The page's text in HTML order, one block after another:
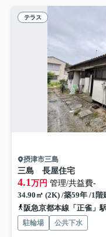
テラス
摂津市三島
三島 長屋住宅
4.1万円 管理/共益費-
34.90㎡ (2K) /築59年 /1階
阪急京都本線「正雀」
駐輪場 公共下水